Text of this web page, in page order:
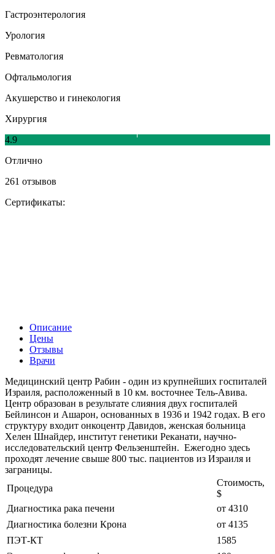
Гастроэнтерология
Урология
Ревматология
Офтальмология
Акушерство и гинекология
Хирургия
4.9
Отлично
261 отзывов
Сертификаты:
Описание
Цены
Отзывы
Врачи
Медицинский центр Рабин - один из крупнейших госпиталей
Израиля, расположенный в 10 км. восточнее Тель-Авива.
Центр образован в результате слияния двух госпиталей
Бейлинсон и Ашарон, основанных в 1936 и 1942 годах. В его
структуру входит онкоцентр Давидов, женская больница
Хелен Шнайдер, институт генетики Реканати, научно-
исследовательский центр Фельзенштейн. Ежегодно здесь
проходят лечение свыше 800 тыс. пациентов из Израиля и
заграницы.
Процедура
Стоимость,
$
Диагностика рака печени
от 4310
Диагностика болезни Крона
от 4135
ПЭТ-КТ
1585